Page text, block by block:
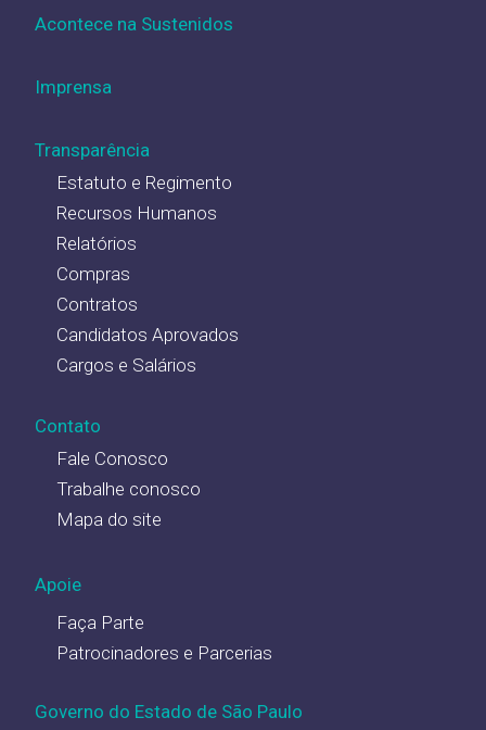
Acontece na Sustenidos
Imprensa
Transparência
Estatuto e Regimento
Recursos Humanos
Relatórios
Compras
Contratos
Candidatos Aprovados
Cargos e Salários
Contato
Fale Conosco
Trabalhe conosco
Mapa do site
Apoie
Faça Parte
Patrocinadores e Parcerias
Governo do Estado de São Paulo